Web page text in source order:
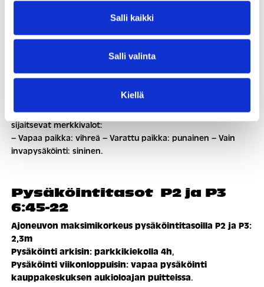
Salli kaikki
Salli valinta
Kiellä
kauppakeskuksen aukioloajan puitteissa.
aukeaa pääsy kauppakeskuksen lämmitettyyn
pysäköintihalliin. Kellaripaikoitukseen on varattu 500
Parkkiruutujen automaattisen pysäköintivalojärjestelmän
avulla pystyt tunnistamaan jo kaukaa ruudun yläpuolella
sijaitsevat merkkivalot:
– Vapaa paikka: vihreä – Varattu paikka: punainen – Vain
invapysäköinti: sininen.
Pysäköintitasot P2 ja P3
6:45-22
Ajoneuvon maksimikorkeus pysäköintitasoilla P2 ja P3:
2,3m
Pysäköinti arkisin: parkkikiekolla 4h,
Pysäköinti viikonloppuisin: vapaa pysäköinti
kauppakeskuksen aukioloajan puitteissa.